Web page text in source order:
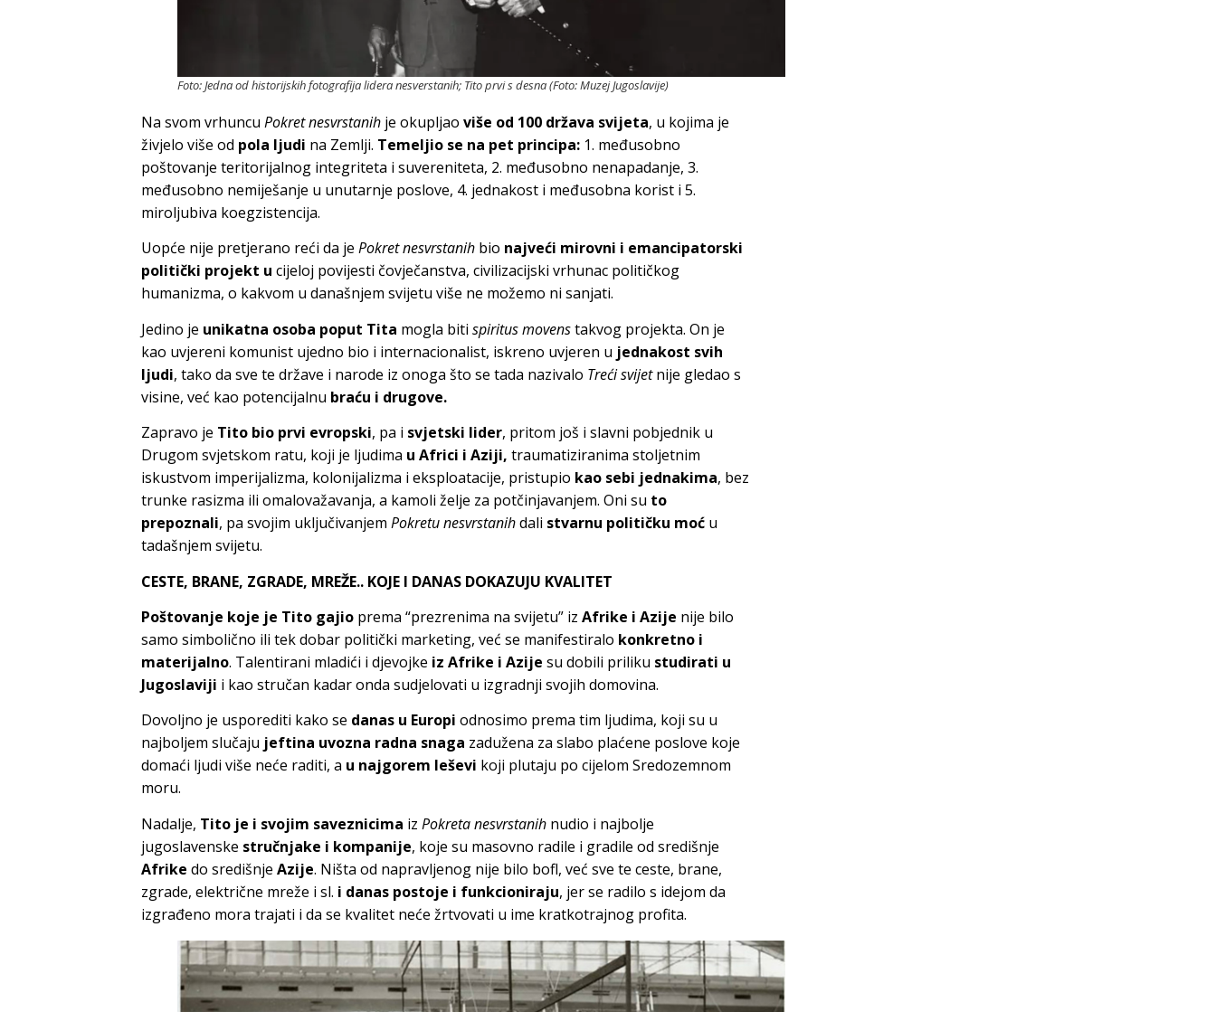
Foto: Jedna od historijskih fotografija lidera nesverstanih; Tito prvi s desna (Foto: Muzej Jugoslavije)
Na svom vrhuncu Pokret nesvrstanih je okupljao više od 100 država svijeta, u kojima je
živjelo više od pola ljudi na Zemlji. Temeljio se na pet principa: 1. međusobno
poštovanje teritorijalnog integriteta i suvereniteta, 2. međusobno nenapadanje, 3.
međusobno nemiješanje u unutarnje poslove, 4. jednakost i međusobna korist i 5.
miroljubiva koegzistencija.
Uopće nije pretjerano reći da je Pokret nesvrstanih bio najveći mirovni i emancipatorski
politički projekt u cijeloj povijesti čovječanstva, civilizacijski vrhunac političkog
humanizma, o kakvom u današnjem svijetu više ne možemo ni sanjati.
Jedino je unikatna osoba poput Tita mogla biti spiritus movenstakvog projekta. On je
kao uvjereni komunist ujedno bio i internacionalist, iskreno uvjeren u jednakost svih
ljudi, tako da sve te države i narode iz onoga što se tada nazivalo Treći svijetnije gledao s
visine, već kao potencijalnu braću i drugove.
Zapravo je Tito bio prvi evropski, pa i svjetski lider, pritom još i slavni pobjednik u
Drugom svjetskom ratu, koji je ljudima u Africi i Aziji, traumatiziranima stoljetnim
iskustvom imperijalizma, kolonijalizma i eksploatacije, pristupio kao sebi jednakima, bez
trunke rasizma ili omalovažavanja, a kamoli želje za potčinjavanjem. Oni su to
prepoznali, pa svojim uključivanjem Pokretu nesvrstanihdali stvarnu političku moć u
tadašnjem svijetu.
CESTE, BRANE, ZGRADE, MREŽE.. KOJE I DANAS DOKAZUJU KVALITET
Poštovanje koje je Tito gajio prema “prezrenima na svijetu” iz Afrike i Azije nije bilo
samo simbolično ili tek dobar politički marketing, već se manifestiralo konkretno i
materijalno. Talentirani mladići i djevojke iz Afrike i Azije su dobili priliku studirati u
Jugoslaviji i kao stručan kadar onda sudjelovati u izgradnji svojih domovina.
Dovoljno je usporediti kako se danas u Europi odnosimo prema tim ljudima, koji su u
najboljem slučaju jeftina uvozna radna snaga zadužena za slabo plaćene poslove koje
domaći ljudi više neće raditi, a u najgorem leševi koji plutaju po cijelom Sredozemnom
moru.
Nadalje, Tito je i svojim saveznicima iz Pokreta nesvrstanih nudio i najbolje
jugoslavenske stručnjake i kompanije, koje su masovno radile i gradile od središnje
Afrike do središnje Azije. Ništa od napravljenog nije bilo bofl, već sve te ceste, brane,
zgrade, električne mreže i sl. i danas postoje i funkcioniraju, jer se radilo s idejom da
izgrađeno mora trajati i da se kvalitet neće žrtvovati u ime kratkotrajnog profita.